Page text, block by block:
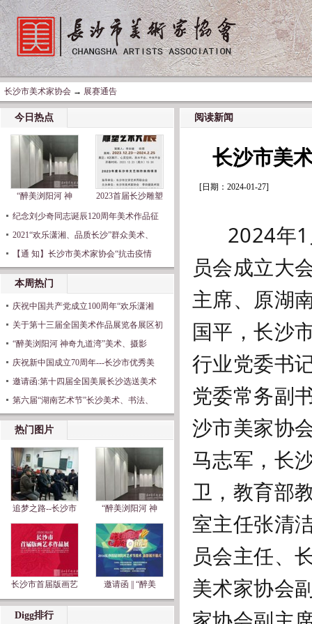
长沙市美术家协会 → 展赛通告
今日热点
“醉美浏阳河 神 2023首届长沙雕塑
纪念刘少奇同志诞辰120周年美术作品征
2021“欢乐潇湘、品质长沙”群众美术、
【通 知】长沙市美术家协会“抗击疫情
本周热门
庆祝中国共产党成立100周年“欢乐潇湘
关于第十三届全国美术作品展览各展区初
“醉美浏阳河 神奇九道湾”美术、摄影
庆祝新中国成立70周年---长沙市优秀美
邀请函:第十四届全国美展长沙选送美术
第六届“湖南艺术节”长沙美术、书法、
热门图片
追梦之路--长沙市 “醉美浏阳河 神
长沙市首届版画艺 邀请函 || “醉美
Digg排行
阅读新闻
长沙市美
[日期：2024-01-27]
2024年1
员会成立大
主席、原湖
国平，长沙
行业党委书
党委常务副
沙市美家协
马志军，长
卫，教育部
室主任张清
员会主任、
美术家协会